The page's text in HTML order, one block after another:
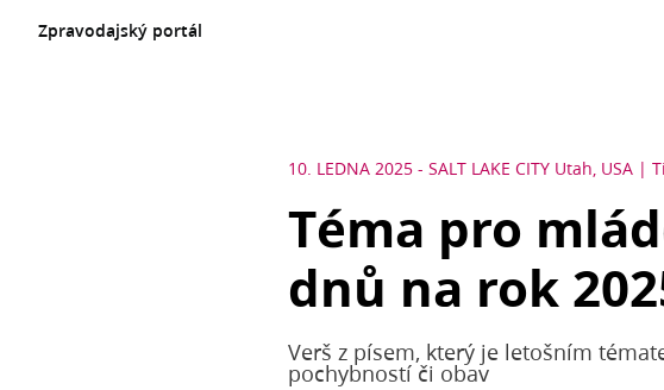
Zpravodajský portál
10. LEDNA 2025 - SALT LAKE CITY Utah, USA
Téma pro
dnů na rok
Verš z písem, který je letošním
pochybností či obav